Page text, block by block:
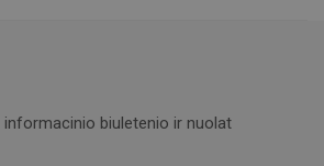
informacinio biuletenio ir nuolat